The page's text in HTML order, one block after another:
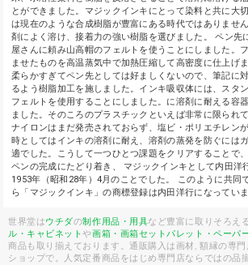
とができました。マジックインキにとって染料と共に大
は現在のような合成樹脂が豊富にある時代ではありませ
剤によく溶け、接着力の強い樹脂を選びました。 ペン先
屋さんに頼み山高帽のフェルトを使うことにしました。
ませたものを高温蒸気中で加熱圧縮して高密度に仕上げ
柔らかすぎてペン先としては好ましくないので、筆記に
るよう樹脂加工を施しました。インキ吸収体には、スタ
フェルトを使用することにしました。に溶剤に耐える容
ました。そのころのプラスチックといえば非常に限られ
ナイロンはまだ発売されておらず、塩ビ・ポリエチレン
時としてはインキの溶剤に耐え、溶剤の蒸発を防ぐには
適でした。こうして一つひとつ課題をクリアすることで
ペンの完成にたどり着き、 マジックインキとして内田洋
1953年（昭和28年）4月のことでした。 このように共同
ら「マジックインキ」の商標登録は内田洋行になっていま
世界堂はウチダの制作用品・用具など豊富に取りそろえ
ル・キャビネットや画箱・画箱セットパレット・ペーパ
商品も取り揃えております。通販購入は画材, 額縁の専
ショップで。人気定番商品をはじめ専門店ならではの品